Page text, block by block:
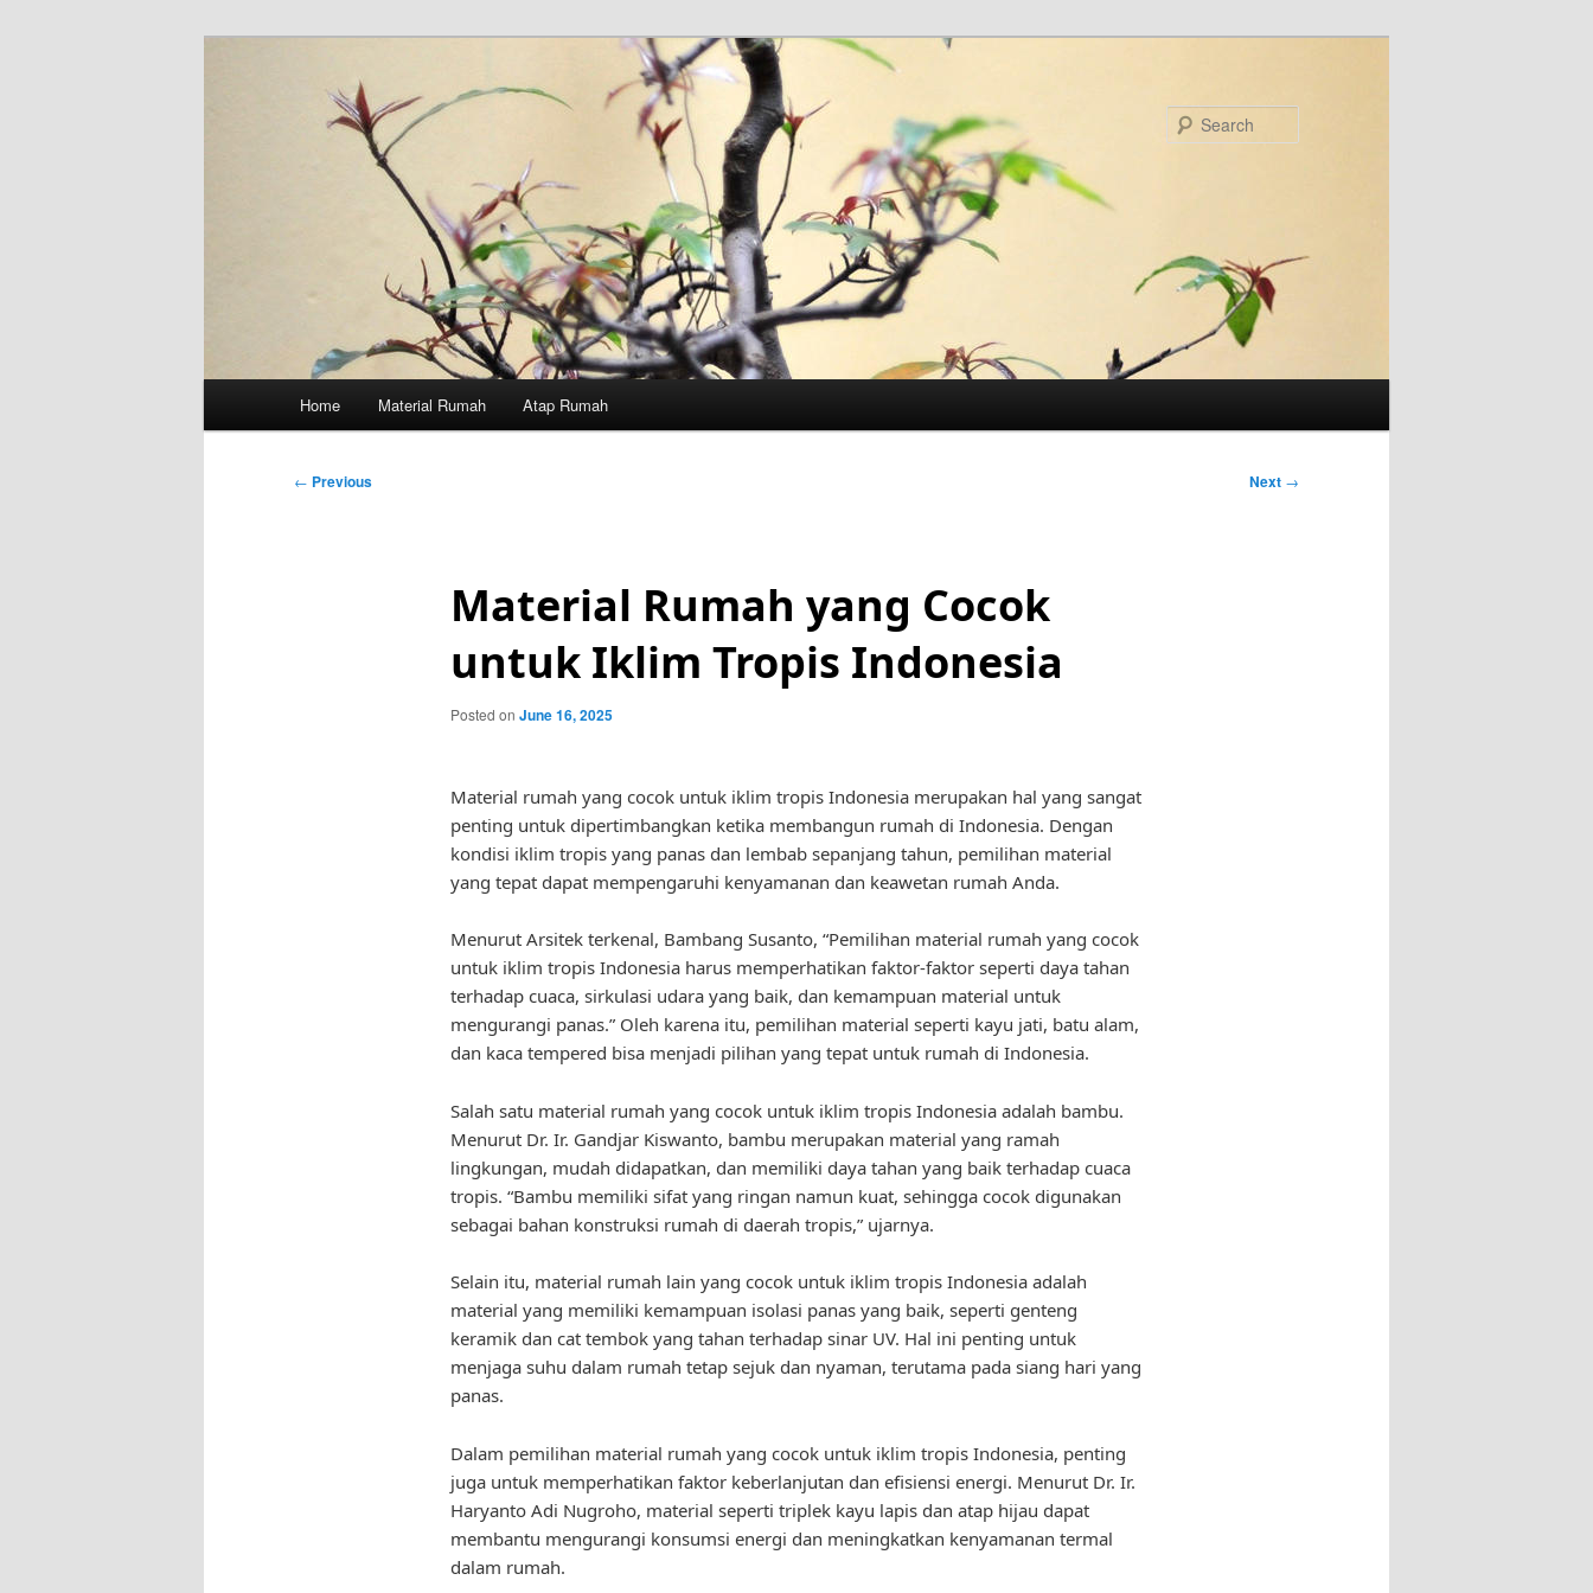
Home Material Rumah Atap Rumah
Post
← Previous Next →
Material Rumah yang Cocok
untuk Iklim Tropis Indonesia
Posted on June 16, 2025
Material rumah yang cocok untuk iklim tropis Indonesia merupakan hal yang sangat
penting untuk dipertimbangkan ketika membangun rumah di Indonesia. Dengan
kondisi iklim tropis yang panas dan lembab sepanjang tahun, pemilihan material
yang tepat dapat mempengaruhi kenyamanan dan keawetan rumah Anda.
Menurut Arsitek terkenal, Bambang Susanto, “Pemilihan material rumah yang cocok
untuk iklim tropis Indonesia harus memperhatikan faktor-faktor seperti daya tahan
terhadap cuaca, sirkulasi udara yang baik, dan kemampuan material untuk
mengurangi panas.” Oleh karena itu, pemilihan material seperti kayu jati, batu alam,
dan kaca tempered bisa menjadi pilihan yang tepat untuk rumah di Indonesia.
Salah satu material rumah yang cocok untuk iklim tropis Indonesia adalah bambu.
Menurut Dr. Ir. Gandjar Kiswanto, bambu merupakan material yang ramah
lingkungan, mudah didapatkan, dan memiliki daya tahan yang baik terhadap cuaca
tropis. “Bambu memiliki sifat yang ringan namun kuat, sehingga cocok digunakan
sebagai bahan konstruksi rumah di daerah tropis,” ujarnya.
Selain itu, material rumah lain yang cocok untuk iklim tropis Indonesia adalah
material yang memiliki kemampuan isolasi panas yang baik, seperti genteng
keramik dan cat tembok yang tahan terhadap sinar UV. Hal ini penting untuk
menjaga suhu dalam rumah tetap sejuk dan nyaman, terutama pada siang hari yang
panas.
Dalam pemilihan material rumah yang cocok untuk iklim tropis Indonesia, penting
juga untuk memperhatikan faktor keberlanjutan dan efisiensi energi. Menurut Dr. Ir.
Haryanto Adi Nugroho, material seperti triplek kayu lapis dan atap hijau dapat
membantu mengurangi konsumsi energi dan meningkatkan kenyamanan termal
dalam rumah.